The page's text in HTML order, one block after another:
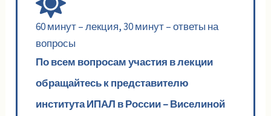
60 минут – лекция, 30 минут – ответы на
вопросы
По всем вопросам участия в лекции
обращайтесь к представителю
института ИПАЛ в России – Виселиной